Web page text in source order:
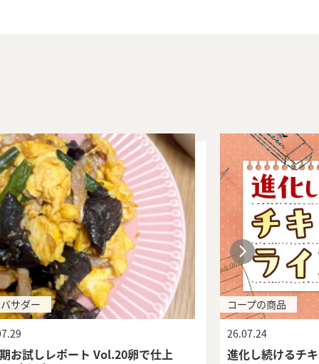
サダー
お試しレポート Vol.20卵で仕上
コープの商品
26.07.24
進化し続けるチ